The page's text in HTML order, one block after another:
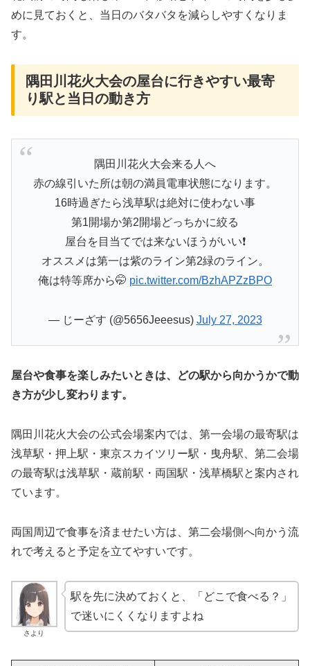
めに見ておくと、当日のバタバタを減らしやすくなりま
す。
隅田川花火大会の屋台に行きやすい最寄
り駅と当日の動き方
隅田川花火大会来る人へ
赤の線引いた所は朝の満員電車状態になります。
16時過ぎたら浅草駅は絶対に使わない事
第1開場か第2開場どっちかに絞る
屋台を目当てでは来ないほうがいい❗
オススメは第一は紫のライン第2緑のライン。
俺は特等席から🤭 pic.twitter.com/BzhAPZzBPO
— じーざす (@5656Jeeesus) July 27, 2023
屋台や食事を楽しみたいときは、どの駅から向かうかで動
き方が少し変わります。
隅田川花火大会の公式会場案内では、第一会場の最寄駅は
浅草駅・押上駅・東京スカイツリー駅・曳舟駅、第二会場
の最寄駅は浅草駅・蔵前駅・両国駅・浅草橋駅と案内され
ています。
両国周辺で食事を済ませたい方は、第二会場側へ向かう流
れで考えると予定を立てやすいです。
さより
駅を先に決めておくと、「どこで食べる？」
で迷いにくくなりますよね